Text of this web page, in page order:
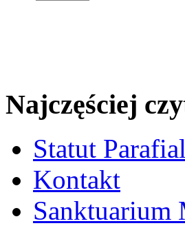
Najczęściej
Statut
Kontakt
Sanktuarium